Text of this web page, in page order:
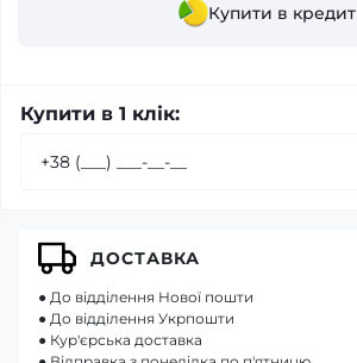
Купити в кредит
Купити в 1 клік:
ДОСТАВКА
● До відділення Нової пошти
● До відділення Укрпошти
● Кур'єрська доставка